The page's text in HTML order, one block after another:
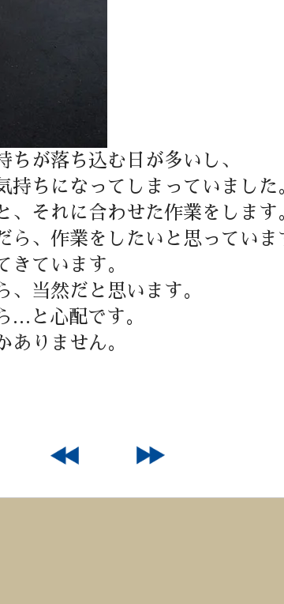
が落ち込む日が多いし、
ちになってしまっていました
それに合わせた作業をします
、作業をしたいと思っていま
きています。
当然だと思います。
…と心配です。
ありません。